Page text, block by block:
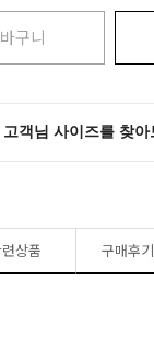
구니
상품 구매후기